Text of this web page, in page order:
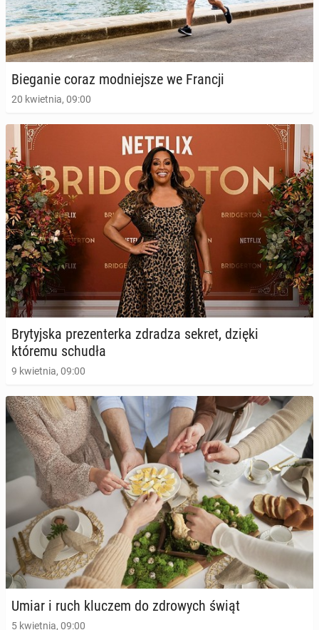
Bie­ga­nie czę­ścio­wo na­pra­wia to, co psują fast
foody
26 października 2025, 09:00
Jane Seymour za­chwy­ca figurą. Aktorka zdra­dzi­ła
tajniki swojej diety
25 maja 2025, 09:00
Bie­ga­nie coraz mod­niej­sze we Francji
20 kwietnia, 09:00
Bry­tyj­ska pre­zen­ter­ka zdradza sekret, dzięki
któremu schudła
9 kwietnia, 09:00
Umiar i ruch kluczem do zdro­wych świąt
5 kwietnia, 09:00